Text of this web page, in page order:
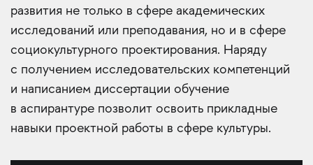
развития не только в сфере академических
исследований или преподавания, но и в сфере
социокультурного проектирования. Наряду
с получением исследовательских компетенций
и написанием диссертации обучение
в аспирантуре позволит освоить прикладные
навыки проектной работы в сфере культуры.